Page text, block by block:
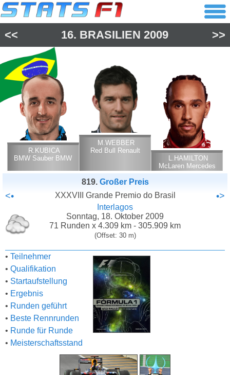
<< 16. BRASILIEN 2009 >>
R.KUBICA
BMW Sauber BMW
M.WEBBER
Red Bull Renault
L.HAMILTON
McLaren Mercedes
819. Großer Preis
<• XXXVIII Grande Premio do Brasil •>
Interlagos
Sonntag, 18. Oktober 2009
71 Runden x 4.309 km - 305.909 km
(Offset: 30 m)
• Teilnehmer
• Qualifikation
• Startaufstellung
• Ergebnis
• Runden geführt
• Beste Rennrunden
• Runde für Runde
• Meisterschaftsstand